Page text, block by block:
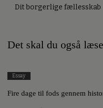
Dit borgerlige fællesskab
Det skal du også læse
Essay
Fire dage til fods gennem